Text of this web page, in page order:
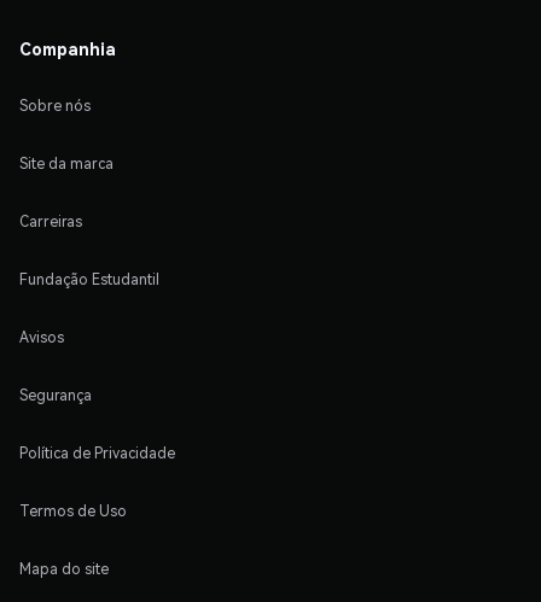
Companhia
Sobre nós
Site da marca
Carreiras
Fundação Estudantil
Avisos
Segurança
Política de Privacidade
Termos de Uso
Mapa do site